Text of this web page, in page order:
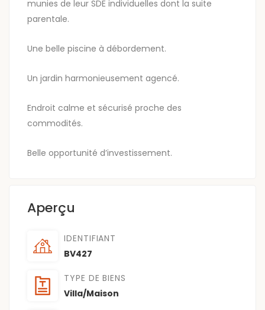
munies de leur SDE individuelles dont la suite
parentale.
Une belle piscine à débordement.
Un jardin harmonieusement agencé.
Endroit calme et sécurisé proche des
commodités.
Belle opportunité d’investissement.
Aperçu
IDENTIFIANT
BV427
TYPE DE BIENS
Villa/Maison